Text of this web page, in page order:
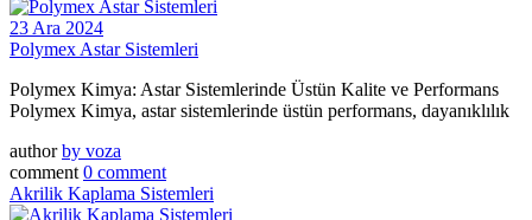
23 Ara 2024
Polymex Astar Sistemleri
Polymex Kimya: Astar Sistemlerinde Üstün Kalite ve Performans
Polymex Kimya, astar sistemlerinde üstün performans, dayanıklılık
authorby voza
comment 0 comment
Akrilik Kaplama Sistemleri